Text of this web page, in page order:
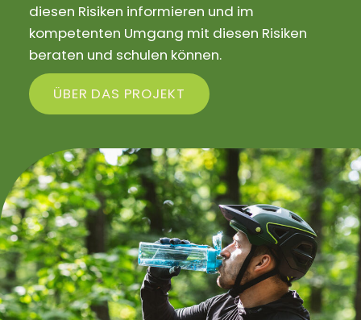
diesen Risiken informieren und im
kompetenten Umgang mit diesen Risiken
beraten und schulen können.
ÜBER DAS PROJEKT